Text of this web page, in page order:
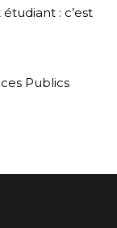
: c’est
Publics